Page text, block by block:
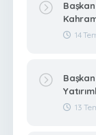
14
13